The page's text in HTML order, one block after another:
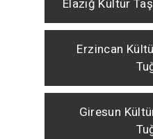
Elazığ Kültür
Erzincan
Giresun